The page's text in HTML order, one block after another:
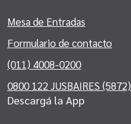
Mesa de Entradas
Formulario de contacto
(011) 4008-0200
0800 122 JUSBAIRES (5872)
Descargá la App